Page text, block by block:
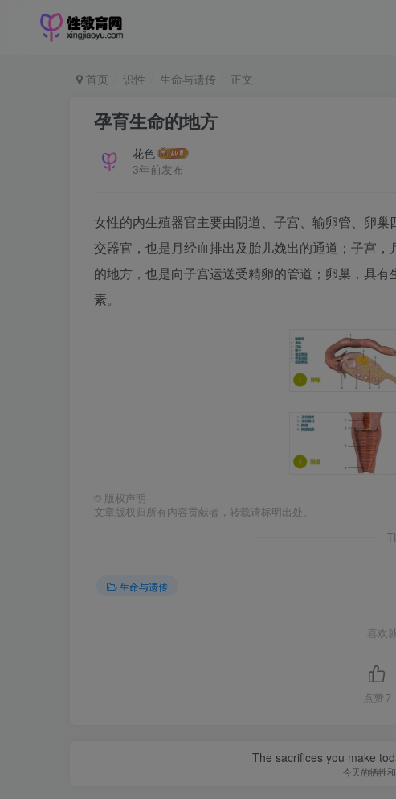
首页 识性 生命与遗传 正文
孕育生命的地方
花色
3年前发布
女性的内生殖器官主要由阴道、子宫、输卵管、卵
交器官，也是月经血排出及胎儿娩出的通道；子宫
的地方，也是向子宫运送受精卵的管道；卵巢，具
素。
© 版权声明
文章版权归所有内容贡献者，转载请标明出处。
生命与遗传
喜欢
点赞 7
The sacrifices you make
今天的牺牲